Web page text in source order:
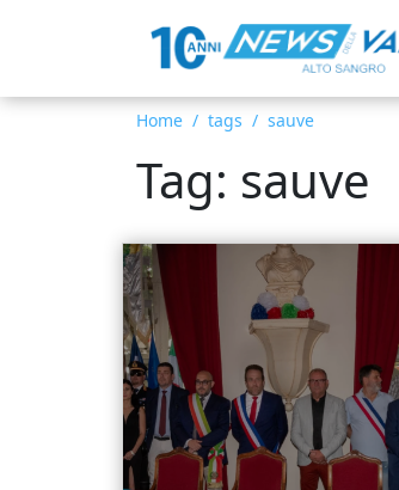
Home tags sauve
Tag: sauve